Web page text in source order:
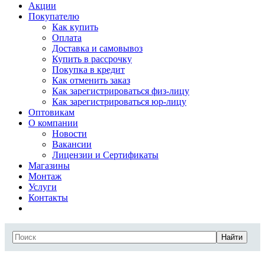
Акции
Покупателю
Как купить
Оплата
Доставка и самовывоз
Купить в рассрочку
Покупка в кредит
Как отменить заказ
Как зарегистрироваться физ-лицу
Как зарегистрироваться юр-лицу
Оптовикам
О компании
Новости
Вакансии
Лицензии и Сертификаты
Магазины
Монтаж
Услуги
Контакты
Найти